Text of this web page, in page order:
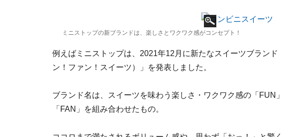
ミニストップの新ブランドは、楽しさとワクワク感がコンセプト！
例えばミニストップは、2021年12月に新たなスイーツブラン
ン！ファン！スイーツ）」を発表しました。
ブランド名は、スイーツを味わう楽しさ・ワクワク感の「FUN
「FAN」を組み合わせたもの。